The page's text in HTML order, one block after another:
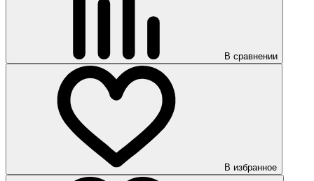
В сравнении
В избранное